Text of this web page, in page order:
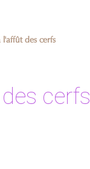
l'affût des cerfs
cerfs